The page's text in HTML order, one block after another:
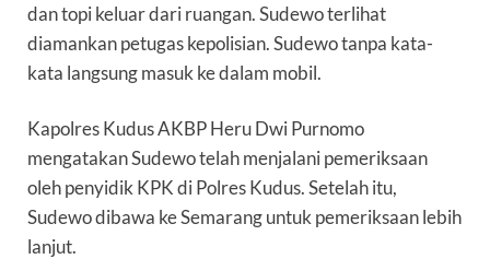
dan topi keluar dari ruangan. Sudewo terlihat
diamankan petugas kepolisian. Sudewo tanpa kata-
kata langsung masuk ke dalam mobil.
Kapolres Kudus AKBP Heru Dwi Purnomo
mengatakan Sudewo telah menjalani pemeriksaan
oleh penyidik KPK di Polres Kudus. Setelah itu,
Sudewo dibawa ke Semarang untuk pemeriksaan lebih
lanjut.